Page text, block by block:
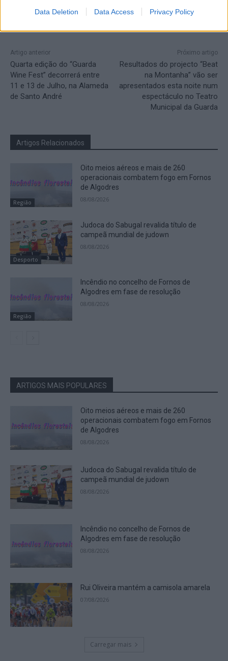
Data Deletion Data Access Privacy Policy
Artigo anterior
Quarta edição do “Guarda
Wine Fest” decorrerá entre
11 e 13 de Julho, na Alameda
de Santo André
Próximo artigo
Resultados do projecto “Beat
na Montanha” vão ser
apresentados esta noite num
espectáculo no Teatro
Municipal da Guarda
Artigos Relacionados
Região
Oito meios aéreos e mais de 260
operacionais combatem fogo em Fornos
de Algodres
08/08/2026
Desporto
Judoca do Sabugal revalida título de
campeã mundial de judown
08/08/2026
Região
Incêndio no concelho de Fornos de
Algodres em fase de resolução
08/08/2026
ARTIGOS MAIS POPULARES
Oito meios aéreos e mais de 260
operacionais combatem fogo em Fornos
de Algodres
08/08/2026
Judoca do Sabugal revalida título de
campeã mundial de judown
08/08/2026
Incêndio no concelho de Fornos de
Algodres em fase de resolução
08/08/2026
Rui Oliveira mantém a camisola amarela
07/08/2026
Carregar mais